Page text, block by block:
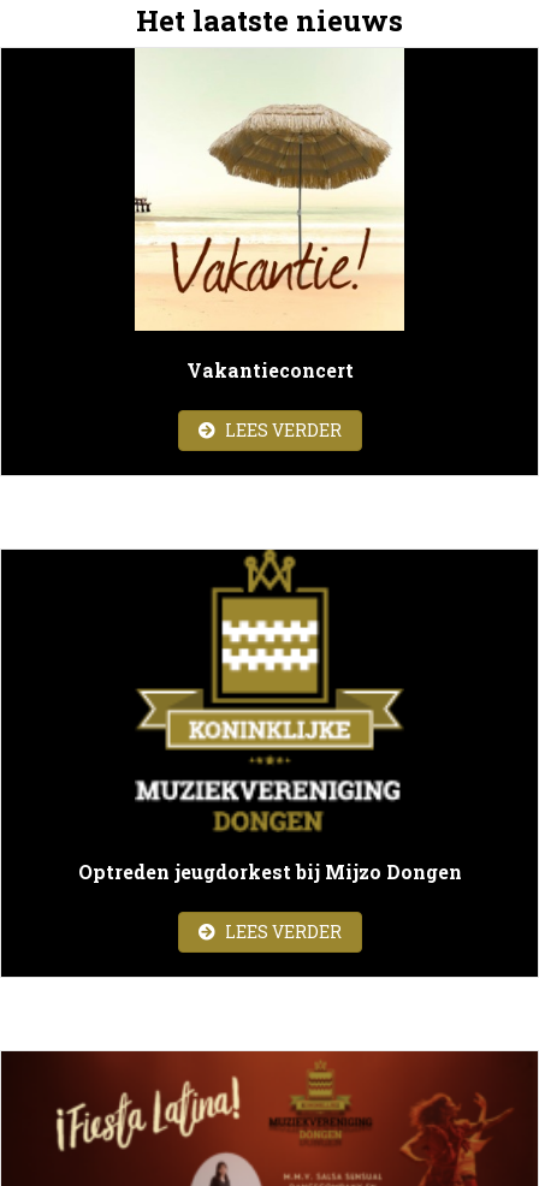
Het laatste nieuws
Vakantieconcert
LEES VERDERABOUT
Optreden jeugdorkest bij Mijzo Dongen
LEES VERDERABOUT OPTREDEN